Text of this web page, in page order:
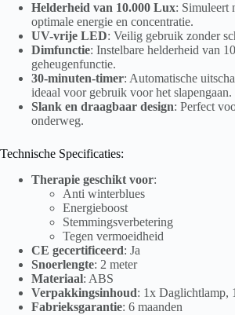
Helderheid van 10.000 Lux: Simuleert
optimale energie en concentratie.
UV-vrije LED: Veilig gebruik zonder
Dimfunctie: Instelbare helderheid van
geheugenfunctie.
30-minuten-timer: Automatische
ideaal voor gebruik voor het slapengaan.
Slank en draagbaar design: Perfect
onderweg.
Technische Specificaties:
Therapie geschikt voor:
Anti winterblues
Energieboost
Stemmingsverbetering
Tegen vermoeidheid
CE gecertificeerd: Ja
Snoerlengte: 2 meter
Materiaal: ABS
Verpakkingsinhoud: 1x Daglichtlamp,
Fabrieksgarantie: 6 maanden